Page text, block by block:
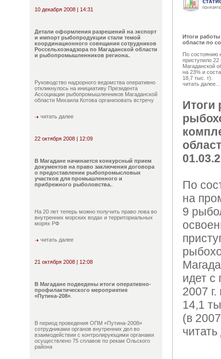
10 декабря 2008 | 14:31
Детали оформления разрешений на экспорт
и импорт рыбопродукции стали темой
координационного совещания сотрудников
Россельхознадзора по Магаданской области
и рыбопромышленников региона.
Руководство надзорного ведомства оперативно
откликнулось на инициативу Президента
Ассоциации рыбопромышленников Магаданской
области Михаила Котова организовать встречу
читать далее
22 октября 2008 | 12:09
В Магадане начинается конкурсный прием
документов на право заключения договора
о предоставлении рыбопромысловых
участков для промышленного и
прибрежного рыболовства.
На 20 лет теперь можно получить право лова во
внутренних морских водах и территориальных
морях РФ
читать далее
21 октября 2008 | 12:08
В Магадане подведены итоги оперативно-
профилактического мероприятия
«Путина-208»
В период проведения ОПМ «Путина-2008»
сотрудниками органов внутренних дел во
взаимодействии с контролирующими органами
осуществлено 75 сплавов по рекам Ольского
района
Итоги
области по
По состоянию
приступило 22
Магаданской
на 23% и
18,7 тыс. т).
читать далее...
Итоги
По
на
9
идет
2007
14,1
(в